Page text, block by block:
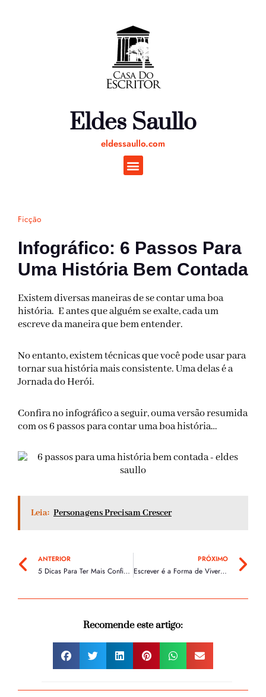
Eldes Saullo
eldessaullo.com
Ficção
Infográfico: 6 Passos Para
Uma História Bem Contada
Existem diversas maneiras de se contar uma boa
história. E antes que alguém se exalte, cada um
escreve da maneira que bem entender.
No entanto, existem técnicas que você pode usar para
tornar sua história mais consistente. Uma delas é a
Jornada do Herói.
Confira no infográfico a seguir, ouma versão resumida
com os 6 passos para contar uma boa história…
Leia: Personagens Precisam Crescer
Anterior
ANTERIOR
5 Dicas Para Ter Mais Confiança No Que Você Escreve
PRÓXIMO
Escrever é a Forma de Viver Outras Vidas
Recomende este artigo: